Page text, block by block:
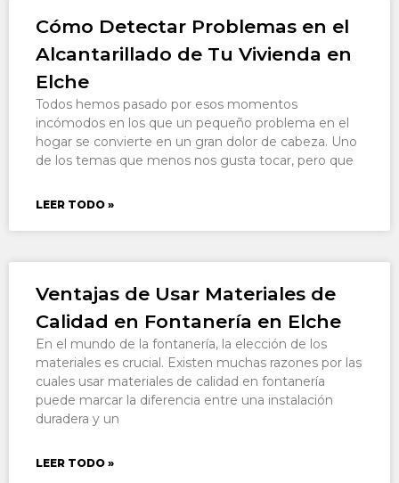
Cómo Detectar Problemas en el
Alcantarillado de Tu Vivienda en
Elche
Todos hemos pasado por esos momentos
incómodos en los que un pequeño problema en el
hogar se convierte en un gran dolor de cabeza. Uno
de los temas que menos nos gusta tocar, pero que
LEER TODO »
Ventajas de Usar Materiales de
Calidad en Fontanería en Elche
En el mundo de la fontanería, la elección de los
materiales es crucial. Existen muchas razones por las
cuales usar materiales de calidad en fontanería
puede marcar la diferencia entre una instalación
duradera y un
LEER TODO »